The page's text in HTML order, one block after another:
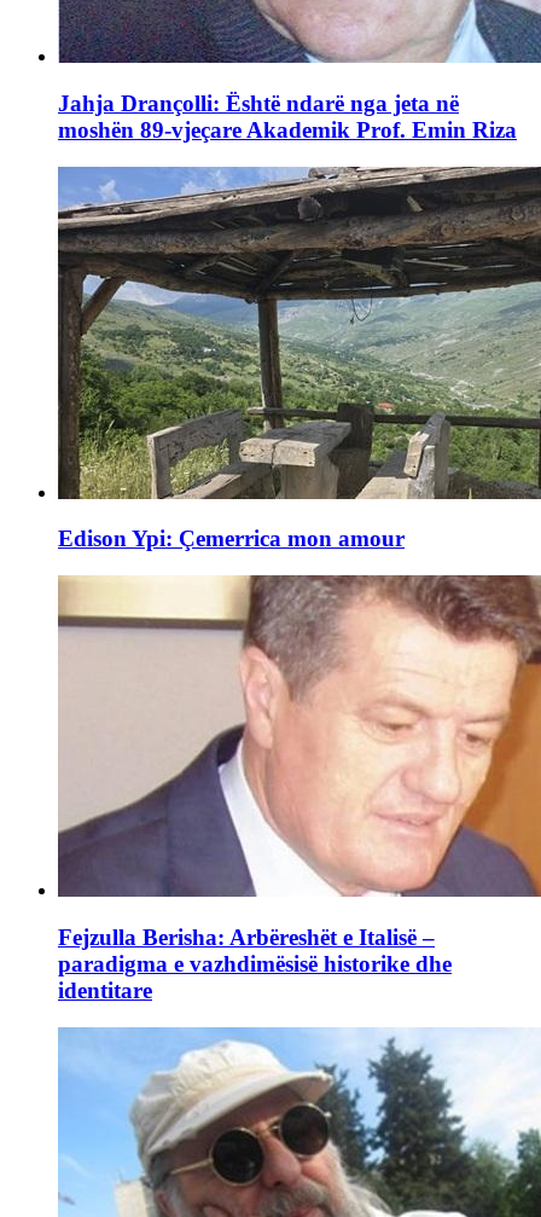
Jahja Drançolli: Është ndarë nga jeta në
moshën 89-vjeçare Akademik Prof. Emin Riza
Edison Ypi: Çemerrica mon amour
Fejzulla Berisha: Arbëreshët e Italisë –
paradigma e vazhdimësisë historike dhe
identitare